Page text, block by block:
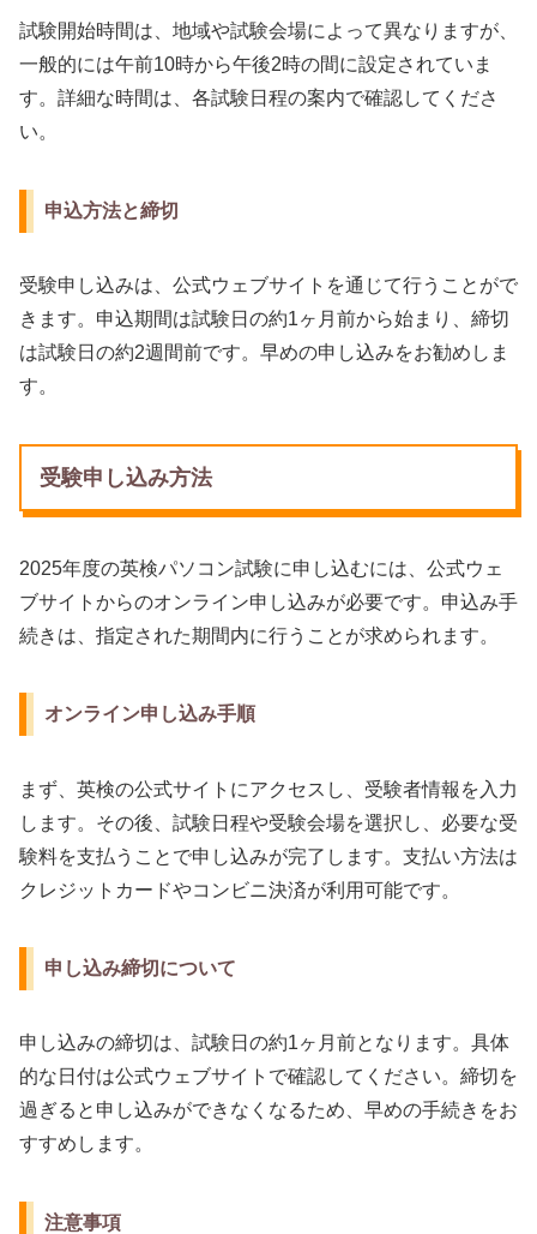
試験開始時間は、地域や試験会場によって異なりますが、
一般的には午前10時から午後2時の間に設定されていま
す。詳細な時間は、各試験日程の案内で確認してくださ
い。
申込方法と締切
受験申し込みは、公式ウェブサイトを通じて行うことがで
きます。申込期間は試験日の約1ヶ月前から始まり、締切
は試験日の約2週間前です。早めの申し込みをお勧めしま
す。
受験申し込み方法
2025年度の英検パソコン試験に申し込むには、公式ウェ
ブサイトからのオンライン申し込みが必要です。申込み手
続きは、指定された期間内に行うことが求められます。
オンライン申し込み手順
まず、英検の公式サイトにアクセスし、受験者情報を入力
します。その後、試験日程や受験会場を選択し、必要な受
験料を支払うことで申し込みが完了します。支払い方法は
クレジットカードやコンビニ決済が利用可能です。
申し込み締切について
申し込みの締切は、試験日の約1ヶ月前となります。具体
的な日付は公式ウェブサイトで確認してください。締切を
過ぎると申し込みができなくなるため、早めの手続きをお
すすめします。
注意事項